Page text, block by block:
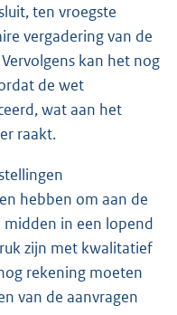
ten vroegste
vergadering van de
kan het nog
de wet
wat aan het
raakt.
hebben om aan de
in een lopend
zijn met kwalitatief
rekening moeten
van de aanvragen